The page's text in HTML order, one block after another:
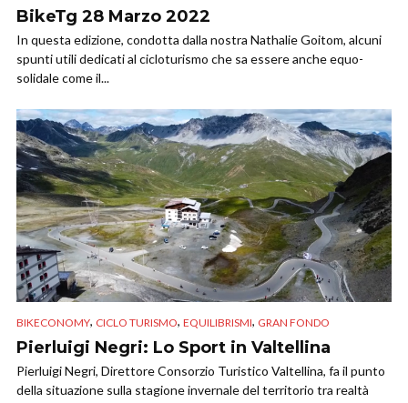
BikeTg 28 Marzo 2022
In questa edizione, condotta dalla nostra Nathalie Goitom, alcuni
spunti utili dedicati al cicloturismo che sa essere anche equo-
solidale come il...
BIKECONOMY, CICLO TURISMO, EQUILIBRISMI, GRAN FONDO
Pierluigi Negri: Lo Sport in Valtellina
Pierluigi Negri, Direttore Consorzio Turistico Valtellina, fa il punto
della situazione sulla stagione invernale del territorio tra realtà